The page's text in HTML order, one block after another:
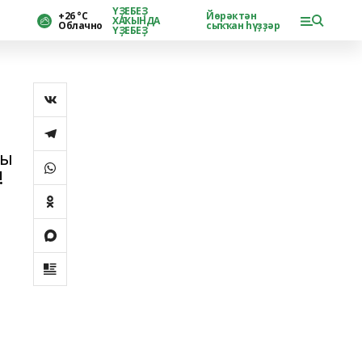
+26 °С
Облачно
ҮҘЕБЕҘ
ХАҠЫНДА
ҮҘЕБЕҘ
Йөрәктән
сыҡҡан һүҙҙәр